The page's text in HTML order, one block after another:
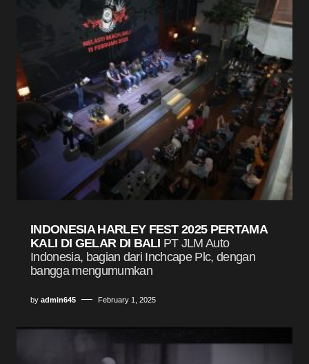
INDONESIA HARLEY FEST 2025 PERTAMA
KALI DI GELAR DI BALI PT JLM Auto
Indonesia, bagian dari Inchcape Plc, dengan
bangga mengumumkan
by admin645 February 1, 2025